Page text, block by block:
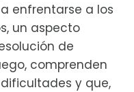
enfrentarse a los
un aspecto
de
comprenden
y que,